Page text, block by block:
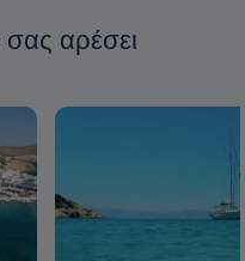
αρέσει